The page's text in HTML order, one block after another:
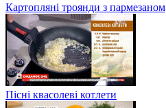
Картопляні троянди з пармезаном
Пісні квасолеві котлети